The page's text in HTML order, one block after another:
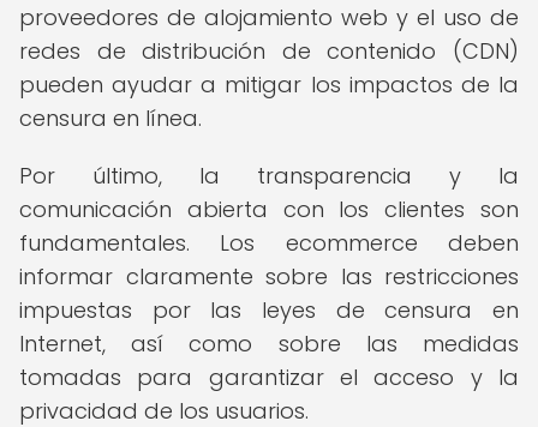
proveedores de alojamiento web y el uso de
redes de distribución de contenido (CDN)
pueden ayudar a mitigar los impactos de la
censura en línea.
Por último, la transparencia y la
comunicación abierta con los clientes son
fundamentales. Los ecommerce deben
informar claramente sobre las restricciones
impuestas por las leyes de censura en
Internet, así como sobre las medidas
tomadas para garantizar el acceso y la
privacidad de los usuarios.